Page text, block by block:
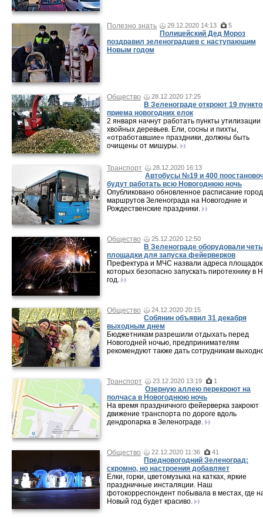
Полезно знать 29.12.2020 14:13 5
Полицейский Дед Мороз
поздравил зеленоградцев с наступающим
Новым годом
Общество 28.12.2020 17:25
В Зеленограде откроют 19
приема новогодних елок
2 января начнут работать пункты утилизации
хвойных деревьев. Ели, сосны и пихты,
«отработавшие» праздники, должны быть
очищены от мишуры.
Транспорт 28.12.2020 16:13
Автобусы №19 и 400
будут работать всю Новогоднюю ночь
Опубликовано обновленное расписание
маршрутов Зеленограда на Новогодние и
Рождественские праздники.
Общество 25.12.2020 12:50
В Зеленограде оборудовали
площадки для запуска фейерверков
Префектура и МЧС назвали адреса
которых безопасно запускать пиротехнику в
год.
Общество 24.12.2020 20:15
Собянин объявил 31 декабря
выходным днем
Бюджетникам разрешили отдыхать перед
Новогодней ночью, предпринимателям
рекомендуют также дать сотрудникам
Транспорт 23.12.2020 13:19 1
Озерную аллею перекроют на
полчаса в Новогоднюю ночь
На время праздничного фейерверка закроют
движение транспорта по дороге вдоль
дендропарка в Зеленограде.
Общество 22.12.2020 11:36 41
Предновогодний Зеленоград:
скромно, но настроения добавляет
Елки, горки, цветомузыка на катках, яркие
праздничные инсталяции. Наш
фотокорреспондент побывала в местах, где
Новый год будет красиво.